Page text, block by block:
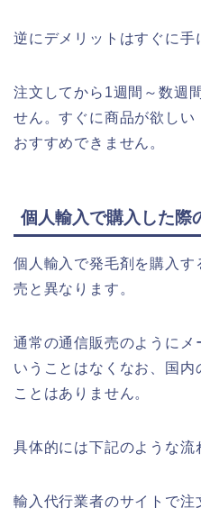
逆にデメリットはすぐに手
注文してから1週間～数週
せん。すぐに商品が欲しい
おすすめできません。
個人輸入で購入した際
個人輸入で発毛剤を購入す
売と異なります。
通常の通信販売のようにメ
いうことはなくなお、国内
ことはありません。
具体的には下記のような流
輸入代行業者のサイトで注